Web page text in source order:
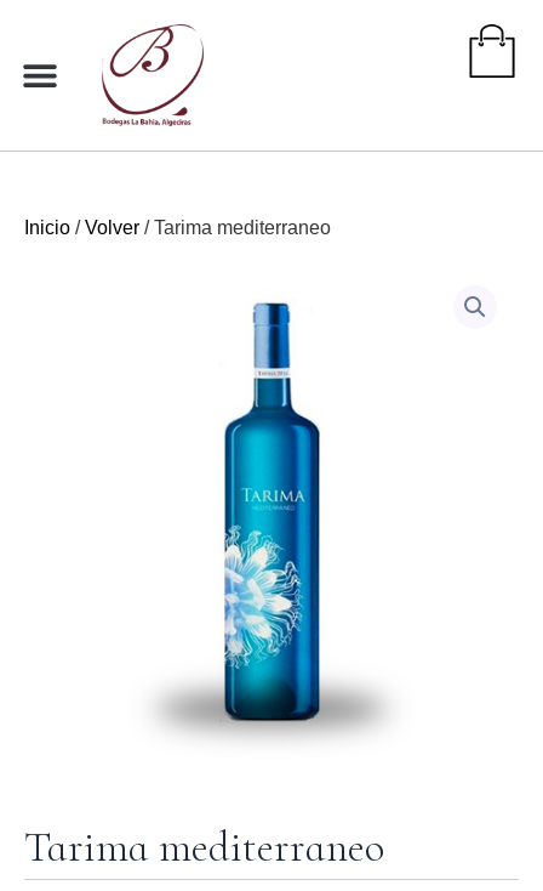
contenido
Inicio /Volver / Tarima mediterraneo
Tarima mediterraneo